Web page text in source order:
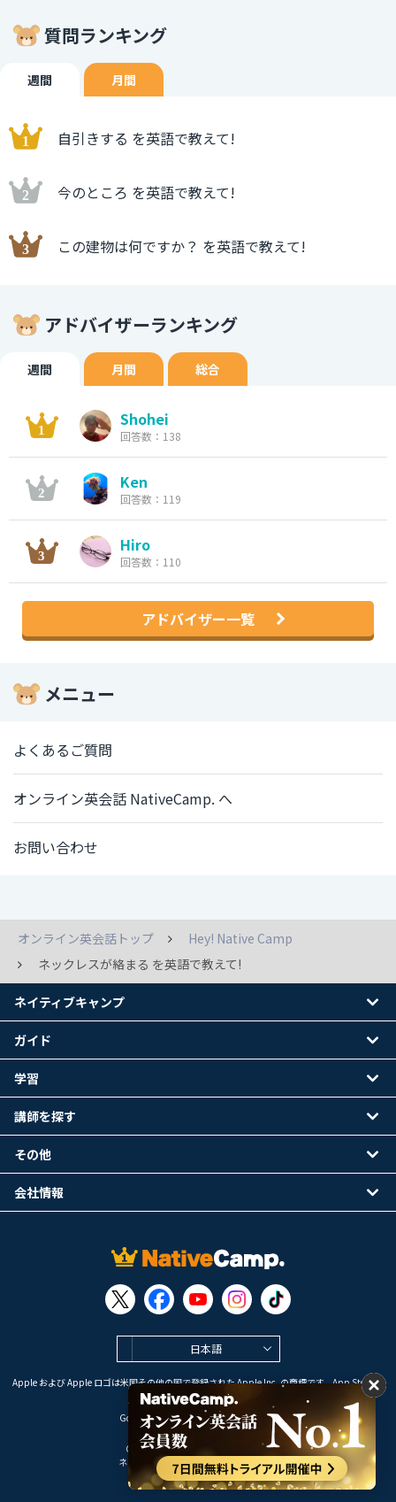
質問ランキング
週間 月間
自引きする を英語で教えて!
今のところ を英語で教えて!
この建物は何ですか？ を英語で教えて!
アドバイザーランキング
週間 月間 総合
Shohei
回答数：138
Ken
回答数：119
Hiro
回答数：110
アドバイザー一覧
メニュー
よくあるご質問
オンライン英会話 NativeCamp. へ
お問い合わせ
オンライン英会話トップ
Hey! Native Camp
ネックレスが絡まる を英語で教えて!
日本語
Apple および Apple ロゴは米国その他の国で登録された Apple Inc. の商標です。App Store は
Apple Inc. のサービスマークです。
Google Play は Google LLC の商標です。
Copyright © 2026 オンライン英会話
ネイティブキャンプ All Rights Reserved.
ネイティブキャンプ
ガイド
学習
講師を探す
その他
会社情報